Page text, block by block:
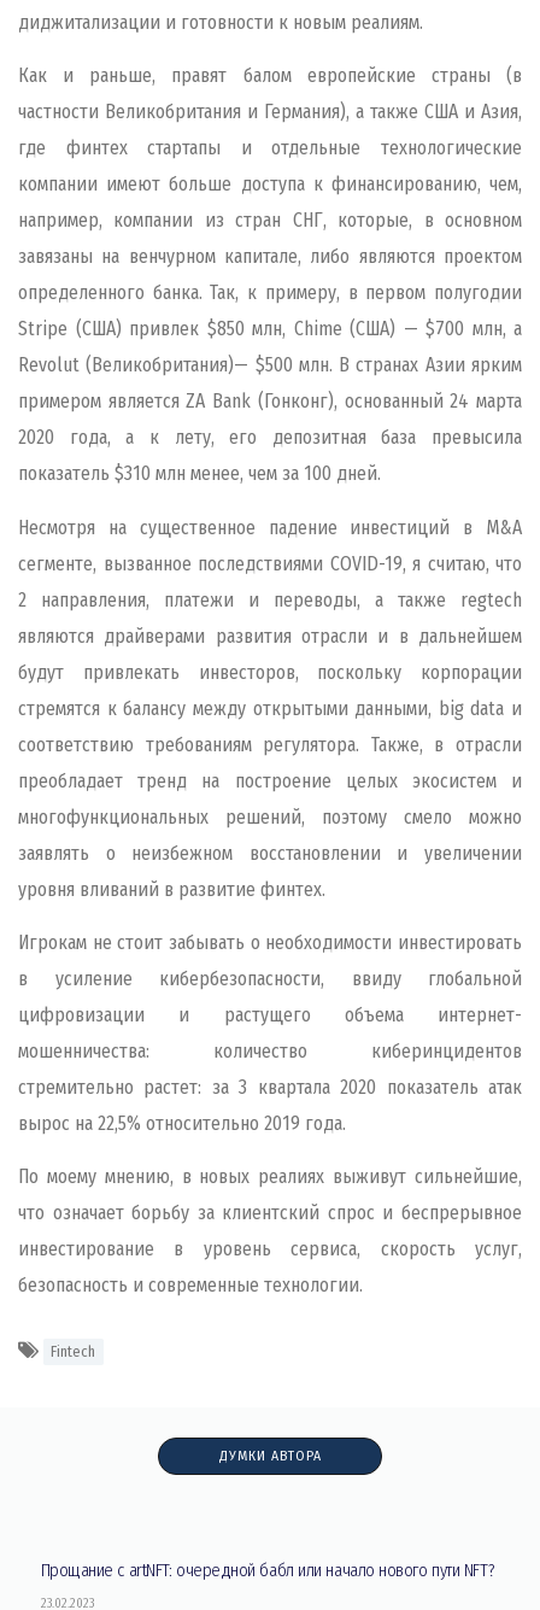
диджитализации и готовности к новым реалиям.
Как и раньше, правят балом европейские страны (в
частности Великобритания и Германия), а также США и Азия,
где финтех стартапы и отдельные технологические
компании имеют больше доступа к финансированию, чем,
например, компании из стран СНГ, которые, в основном
завязаны на венчурном капитале, либо являются проектом
определенного банка. Так, к примеру, в первом полугодии
Stripe (США) привлек $850 млн, Chime (США) — $700 млн, а
Revolut (Великобритания)— $500 млн. В странах Азии ярким
примером является ZA Bank (Гонконг), основанный 24 марта
2020 года, а к лету, его депозитная база превысила
показатель $310 млн менее, чем за 100 дней.
Несмотря на существенное падение инвестиций в M&A
сегменте, вызванное последствиями COVID-19, я считаю, что
2 направления, платежи и переводы, а также regtech
являются драйверами развития отрасли и в дальнейшем
будут привлекать инвесторов, поскольку корпорации
стремятся к балансу между открытыми данными, big data и
соответствию требованиям регулятора. Также, в отрасли
преобладает тренд на построение целых экосистем и
многофункциональных решений, поэтому смело можно
заявлять о неизбежном восстановлении и увеличении
уровня вливаний в развитие финтех.
Игрокам не стоит забывать о необходимости инвестировать
в усиление кибербезопасности, ввиду глобальной
цифровизации и растущего объема интернет-
мошенничества: количество киберинцидентов
стремительно растет: за 3 квартала 2020 показатель атак
вырос на 22,5% относительно 2019 года.
По моему мнению, в новых реалиях выживут сильнейшие,
что означает борьбу за клиентский спрос и беспрерывное
инвестирование в уровень сервиса, скорость услуг,
безопасность и современные технологии.
Fintech
ДУМКИ АВТОРА
Прощание с artNFT: очередной бабл или начало нового пути NFT?
23.02.2023